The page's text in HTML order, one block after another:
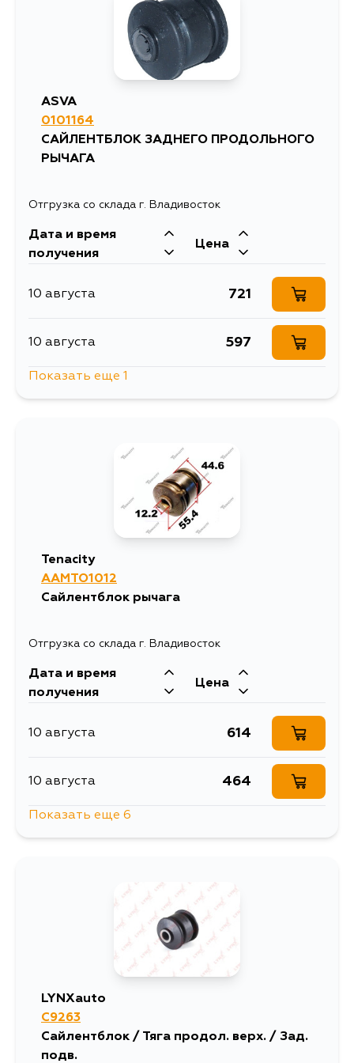
ASVA
0101164
САЙЛЕНТБЛОК ЗАДНЕГО ПРОДОЛЬНОГО
РЫЧАГА
Отгрузка со склада г. Владивосток
Дата и время
получения
Цена
10 августа 721
10 августа 597
Показать еще 1
Tenacity
AAMTO1012
Сайлентблок рычага
Отгрузка со склада г. Владивосток
Дата и время
получения
Цена
10 августа 614
10 августа 464
1232
640
30 августа
Показать еще 6
LYNXauto
C9263
Сайлентблок / Тяга продол. верх. / Зад.
подв.